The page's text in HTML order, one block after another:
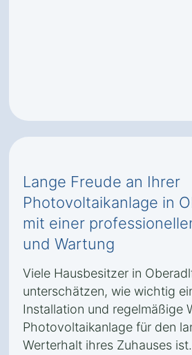
Lange Freude an Ihrer
Photovoltaikanlage in
mit einer
und Wartung
Viele Hausbesitzer in
unterschätzen, wie wichtig
Installation und regelmäßige
Photovoltaikanlage für den
Werterhalt ihres Zuhauses